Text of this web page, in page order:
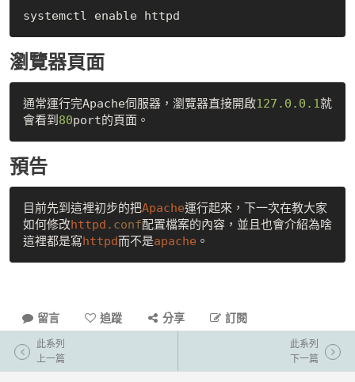
瀏覽器頁面
通常運行完Apache伺服器，瀏覽器直接開啟127.0 .0 .1就
會看到 80
預告
目前先到這裡初步的把Apache運行起來，下一次在教大家
如何修改httpd .conf配置檔案的內容，並且也會介紹為啥
這裡都是寫httpd而不是apache
留言 追蹤 分享 訂閱
此系列
上一篇
此系列
下一篇